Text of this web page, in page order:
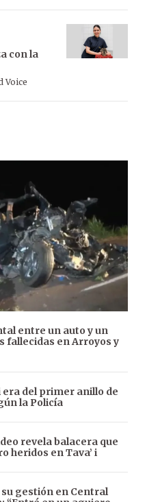
con la
Voice
entre un auto y un
fallecidas en Arroyos y
era del primer anillo de
la Policía
revela balacera que
heridos en Tava’ i
gestión en Central